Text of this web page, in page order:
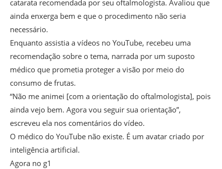
catarata recomendada por seu oftalmologista. Avaliou que
ainda enxerga bem e que o procedimento não seria
necessário.
Enquanto assistia a vídeos no YouTube, recebeu uma
recomendação sobre o tema, narrada por um suposto
médico que prometia proteger a visão por meio do
consumo de frutas.
“Não me animei [com a orientação do oftalmologista], pois
ainda vejo bem. Agora vou seguir sua orientação”,
escreveu ela nos comentários do vídeo.
O médico do YouTube não existe. É um avatar criado por
inteligência artificial.
Agora no g1